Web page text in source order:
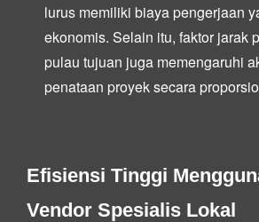
lurus memiliki biaya pengerjaan
ekonomis. Selain itu, faktor jarak
pulau tujuan juga memengaruhi
penataan proyek secara
Efisiensi Tinggi
Vendor Spesialis Lokal